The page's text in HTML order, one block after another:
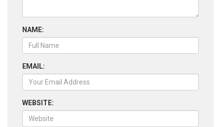
NAME:
EMAIL:
WEBSITE: